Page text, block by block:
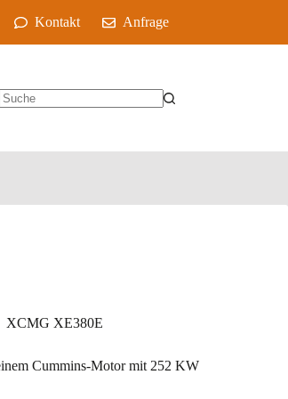
Kontakt Anfrage
XCMG XE380E
Cummins-Motor mit 252 KW